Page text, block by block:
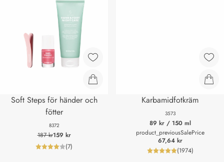
Soft Steps för händer och
fötter
8372
187 kr159 kr
product_reviewNumberLabel
(7)
Karbamidfotkräm
3573
89 kr/ 150 ml
product_previousSalePrice
67,64 kr
(1974)